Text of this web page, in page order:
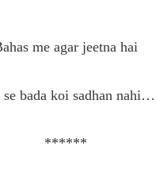
me agar jeetna hai
se bada koi sadhan
******